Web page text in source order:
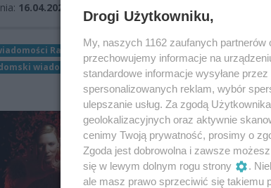
16.04.2025 15:28
Radom Skaryszew powiat radomski
wiadomości
skaryszew wiadomości
Drogi Użytkowniku,
My, naszych 1162 zaufanych
przechowujemy informacje na
standardowe informacje wysyłane
spersonalizowanych reklam, wybór
ulepszanie usług. Za zgodą
geolokalizacyjnych oraz aktywnie
cenimy Twoją prywatność, prosimy o
Zgoda jest dobrowolna i zawsze
się w lewym dolnym rogu strony
.
ale masz prawo sprzeciwić się takiemu